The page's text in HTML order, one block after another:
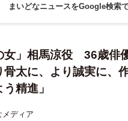
まいどなニュースをGoogle検索
女」相馬涼役 36歳俳
太に、より誠実に、
精進」
メディア